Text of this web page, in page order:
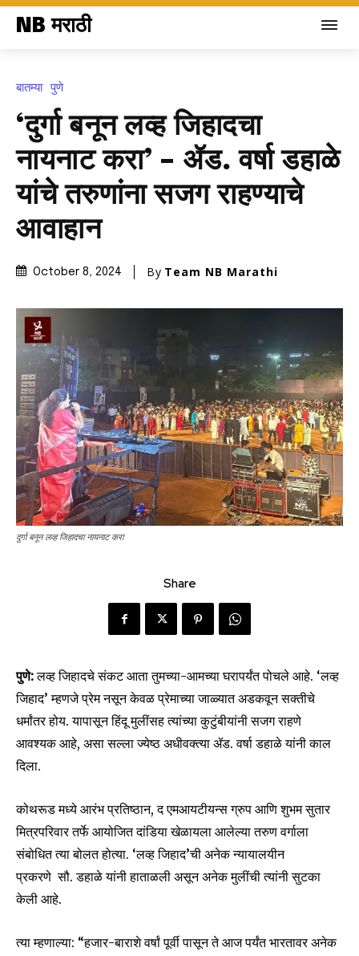
NB मराठी
बातम्या पुणे
‘दुर्गा बनून लव्ह जिहादचा
नायनाट करा’ – ॲड. वर्षा डहाळे
यांचे तरुणांना सजग राहण्याचे
आवाहान
October 8, 2024 By Team NB Marathi
दुर्गा बनून लव्ह जिहादचा नायनाट करा
Share
पुणे:लव्ह जिहादचे संकट आता तुमच्या-आमच्या घरापर्यंत पोचले आहे. ‘लव्ह
जिहाद’ म्हणजे प्रेम नसून केवळ प्रेमाच्या जाळ्यात अडकवून सक्तीचे
धर्मांतर होय. यापासून हिंदू मुलींसह त्यांच्या कुटुंबीयांनी सजग राहणे
आवश्यक आहे, असा सल्ला ज्येष्ठ अधीवक्त्या ॲड. वर्षा डहाळे यांनी काल
दिला.
कोथरूड मध्ये आरंभ प्रतिष्ठान, द एमआयटीयन्स ग्रुप आणि शुभम सुतार
मित्रपरिवार तर्फे आयोजित दांडिया खेळायला आलेल्या तरुण वर्गाला
संबोधित त्या बोलत होत्या. ‘लव्ह जिहाद’ची अनेक न्यायालयीन
प्रकरणे सौ. डहाळे यांनी हाताळली असून अनेक मुलींची त्यांनी सुटका
केली आहे.
त्या म्हणाल्या: “हजार-बाराशे वर्षां पूर्वी पासून ते आज पर्यंत भारतावर अनेक